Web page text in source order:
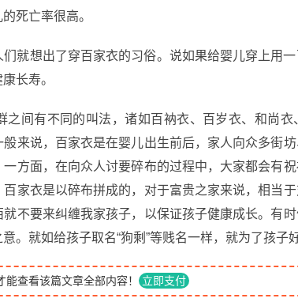
死亡率很高。
就想出了穿百家衣的习俗。说如果给婴儿穿上用
长寿。
之间有不同的叫法，诸如百衲衣、百岁衣、和尚
来说，百家衣是在婴儿出生前后，家人向众多街
方面，在向众人讨要碎布的过程中，大家都会有
家衣是以碎布拼成的，对于富贵之家来说，相当
不要来纠缠我家孩子，以保证孩子健康成长。有
。就如给孩子取名“狗剩”等贱名一样，就为了孩子好
能查看该篇文章全部内容！ 立即支付